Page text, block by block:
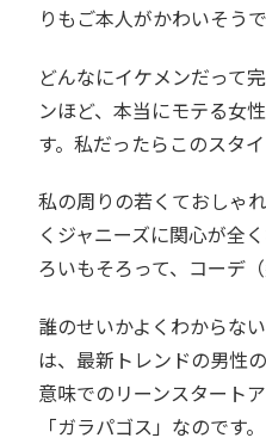
りもご本人がかわいそうで
どんなにイケメンだって
ンほど、本当にモテる女
す。私だったらこのスタ
私の周りの若くておしゃ
くジャニーズに関心が全
ろいもそろって、コーデ
誰のせいかよくわからな
は、最新トレンドの男性
意味でのリーンスタート
「ガラパゴス」なのです。